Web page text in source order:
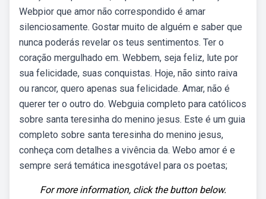
Webpior que amor não correspondido é amar
silenciosamente. Gostar muito de alguém e saber que
nunca poderás revelar os teus sentimentos. Ter o
coração mergulhado em. Webbem, seja feliz, lute por
sua felicidade, suas conquistas. Hoje, não sinto raiva
ou rancor, quero apenas sua felicidade. Amar, não é
querer ter o outro do. Webguia completo para católicos
sobre santa teresinha do menino jesus. Este é um guia
completo sobre santa teresinha do menino jesus,
conheça com detalhes a vivência da. Webo amor é e
sempre será temática inesgotável para os poetas;
For more information, click the button below.